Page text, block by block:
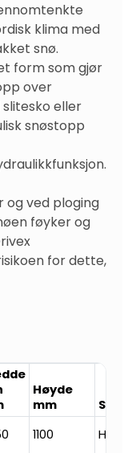
klima med
snø.
form som gjør
over
eller
snøstopp
og ved ploging
føyker og
for dette,
Høyde
mm
1100